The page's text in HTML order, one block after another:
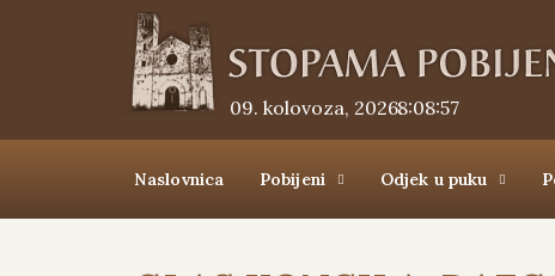
09. kolovoza, 2026.8:08:58
Naslovnica Pobijeni Odjek u puku